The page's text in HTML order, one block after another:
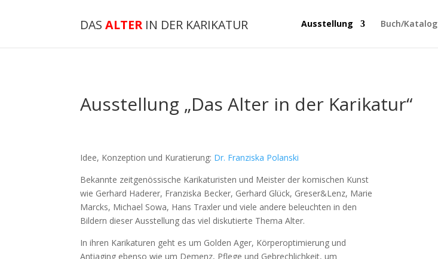
DASALTERIN DER KARIKATUR Ausstellung Buch/Katalog
Ausstellung „Das Alter in der Karikatur“
Idee, Konzeption und Kuratierung: Dr. Franziska Polanski
Bekannte zeitgenössische Karikaturisten und Meister der komischen Kunst
wie Gerhard Haderer, Franziska Becker, Gerhard Glück, Greser&Lenz, Marie
Marcks, Michael Sowa, Hans Traxler und viele andere beleuchten in den
Bildern dieser Ausstellung das viel diskutierte Thema Alter.
In ihren Karikaturen geht es um Golden Ager, Körperoptimierung und
Antiaging ebenso wie um Demenz, Pflege und Gebrechlichkeit, um